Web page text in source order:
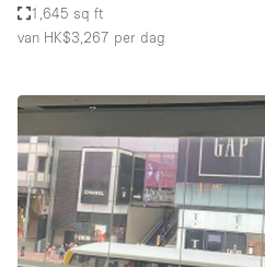
1,645 sq ft
van HK$3,267 per dag